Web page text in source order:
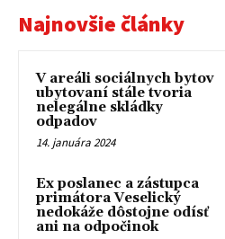
Najnovšie články
V areáli sociálnych bytov
ubytovaní stále tvoria
nelegálne skládky
odpadov
14. januára 2024
Ex poslanec a zástupca
primátora Veselický
nedokáže dôstojne odísť
ani na odpočinok